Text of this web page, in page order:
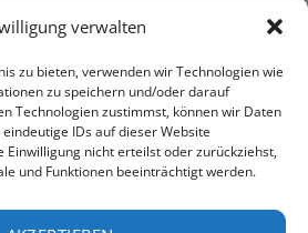
verwalten
zu bieten, verwenden wir Technologien wie
zu speichern und/oder darauf
Technologien zustimmst, können wir Daten
IDs auf dieser Website
Einwilligung nicht erteilst oder zurückziehst,
und Funktionen beeinträchtigt werden.
Bedarfsartikel geht.